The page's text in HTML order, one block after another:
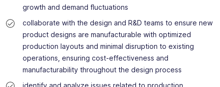
growth and demand fluctuations
collaborate with the design and R&D teams to ensure new
product designs are manufacturable with optimized
production layouts and minimal disruption to existing
operations, ensuring cost-effectiveness and
manufacturability throughout the design process
identify and analyze issues related to production